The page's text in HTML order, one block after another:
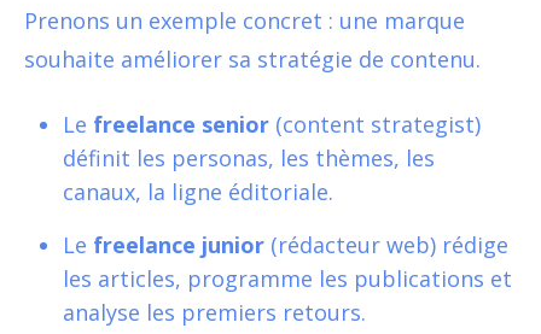
Prenons un exemple concret : une marque
souhaite améliorer sa stratégie de contenu.
Le freelance senior (content strategist)
définit les personas, les thèmes, les
canaux, la ligne éditoriale.
Le freelance junior (rédacteur web) rédige
les articles, programme les publications et
analyse les premiers retours.